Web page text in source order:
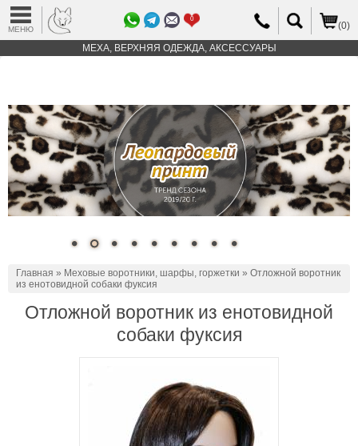
МЕНЮ
0
(0)
МЕХА, ВЕРХНЯЯ ОДЕЖДА, АКСЕССУАРЫ
Главная » Меховые воротники, шарфы, горжетки » Отложной воротник
из енотовидной собаки фуксия
Отложной воротник из енотовидной
собаки фуксия